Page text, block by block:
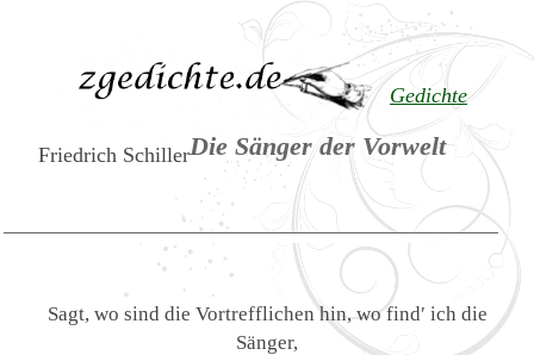
Gedichte
Die Sänger der Vorwelt
Friedrich Schiller
Sagt, wo sind die Vortrefflichen hin, wo find′ ich die
Sänger,